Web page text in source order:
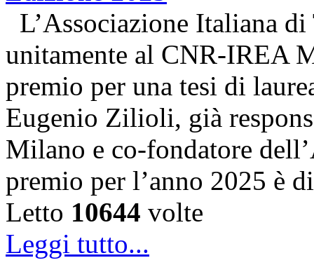
L’Associazione Italiana
unitamente al CNR-IREA
premio per una tesi di
Eugenio Zilioli, già
Milano e co-fondatore
premio per l’anno 2025 è
Letto 10644 volte
Leggi tutto...